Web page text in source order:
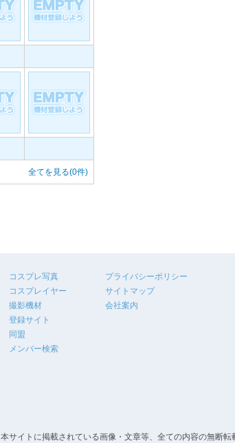
全てを見る(0件)
コスプレ写真
コスプレイヤー
撮影機材
登録サイト
同盟
メンバー検索
プライバシーポリシー
サイトマップ
会社案内
本サイトに掲載されている画像・文章等、全ての内容の無断